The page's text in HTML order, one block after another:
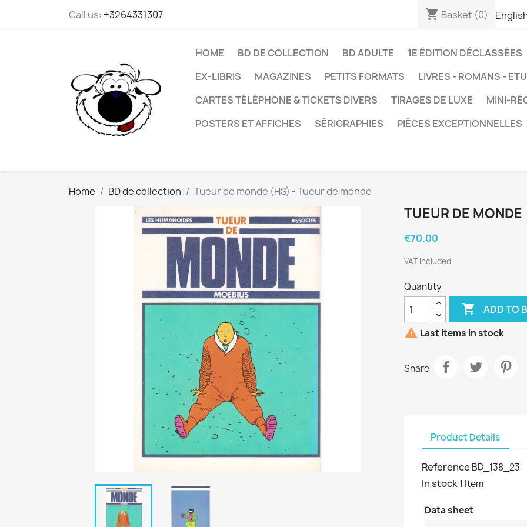
Call us: +3264331307 shopping_cart Basket (0)
HOME BD DE COLLECTION BD ADULTE 1E ÉDITION DÉCLASSÉES
EX-LIBRIS
MAGAZINES PETITS FORMATS LIVRES - ROMANS -
CARTES TÉLÉPHONE & TICKETS DIVERS
TIRAGES DE LUXE
MINI-
POSTERS ET AFFICHES
SÉRIGRAPHIES PIÈCES EXCEPTIONNELLES
Home BD de collection Tueur de monde (HS) - Tueur de monde
TUEUR DE
€70.00
VAT included
Quantity
 ADD TO
 Last items in stock
Share
Product Details
Reference BD_138_23
In stock1 Item
Data sheet